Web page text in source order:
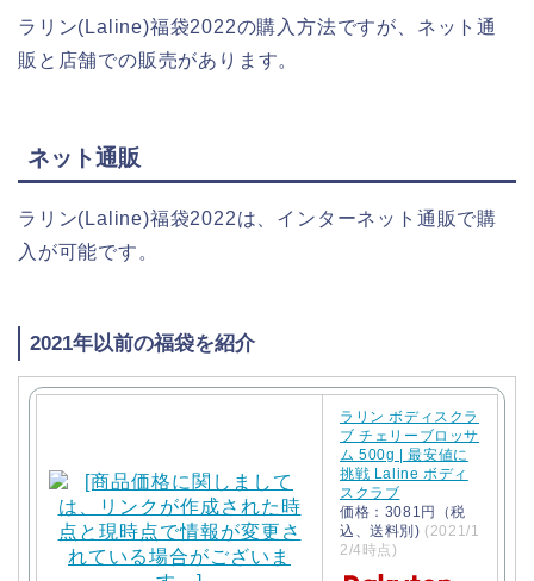
ラリン(Laline)福袋2022の購入方法ですが、ネット通
販と店舗での販売があります。
ネット通販
ラリン(Laline)福袋2022は、インターネット通販で購
入が可能です。
2021年以前の福袋を紹介
ラリン ボディスクラ
ブ チェリーブロッサ
ム 500g | 最安値に
挑戦 Laline ボディ
スクラブ
価格：3081円（税
込、送料別) (2021/1
2/4時点)